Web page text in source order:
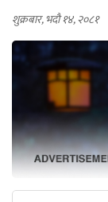
शुक्रबार, भदौ १४, २०८१